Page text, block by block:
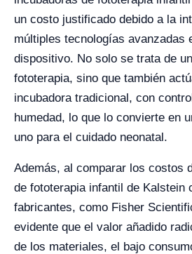
un costo justificado debido a la
múltiples tecnologías avanzadas
dispositivo. No solo se trata de
fototerapia, sino que también
incubadora tradicional, con
humedad, lo que lo convierte en
uno para el cuidado neonatal.
Además, al comparar los costos
de fototerapia infantil de Kalstein
fabricantes, como Fisher
evidente que el valor añadido
de los materiales, el bajo